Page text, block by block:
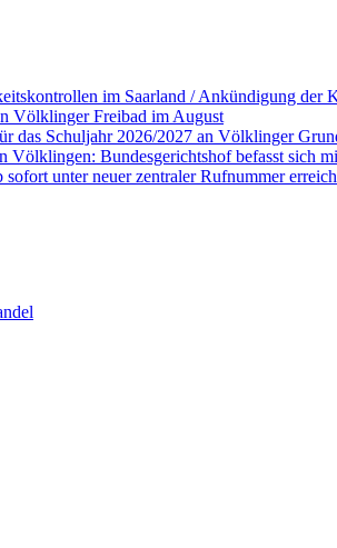
im Saarland / Ankündigung
Völklinger Freibad im August
das Schuljahr 2026/2027 an Völklinger
Völklingen: Bundesgerichtshof befasst sich
sofort unter neuer zentraler Rufnummer